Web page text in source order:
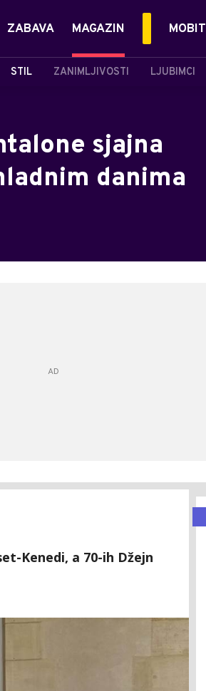
ZABAVA MAGAZIN
STIL ZANIMLJIVOSTI LJUBIMCI
MOBIT
sjajna
danima
Kenedi, a 70-ih Džejn